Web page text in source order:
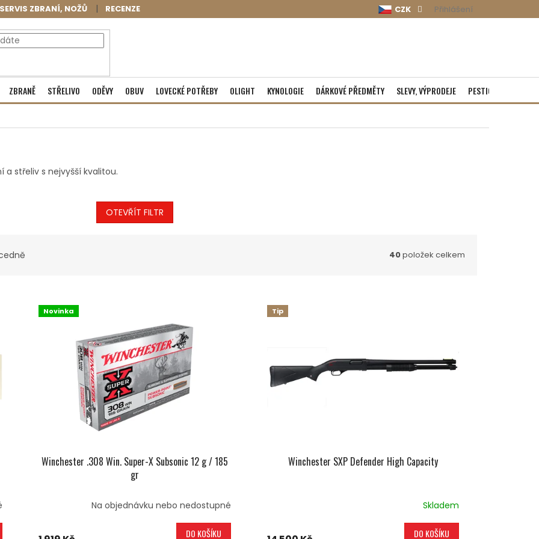
ZBRANÍ, NOŽŮ RECENZE CZK Přihlášení
NÁKUPNÍ
KOŠÍK
Prázdný košík
ZBRANĚ STŘELIVO ODĚVY OBUV LOVECKÉ POTŘEBY OLIGHT KYNOLOGIE DÁRKOVÉ PŘEDMĚTY SLEVY, VÝPRODEJE PESTICIDY
a střeliv s nejvyšší kvalitou.
OTEVŘÍT FILTR
40položek celkem
Novinka
Winchester .308 Win. Super-X Subsonic 12 g / 185
gr
Na objednávku nebo nedostupné
DO KOŠÍKU
Tip
Winchester SXP Defender High Capacity
Skladem
DO KOŠÍKU